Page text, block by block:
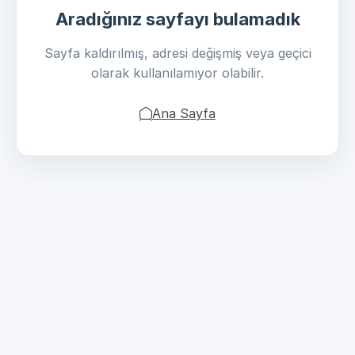
Aradığınız sayfayı bulamadık
Sayfa kaldırılmış, adresi değişmiş veya geçici
olarak kullanılamıyor olabilir.
Ana Sayfa